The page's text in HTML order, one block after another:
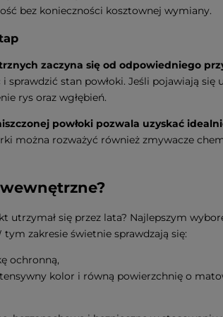
bez konieczności kosztownej wymiany.
zaczyna się od odpowiedniego
i sprawdzić stan powłoki. Jeśli pojawiają
rys oraz wgłębień.
powłoki pozwala uzyskać
można rozważyć również zmywacze
utrzymał się przez lata? Najlepszym
tym zakresie świetnie sprawdzają się:
ochronną,
kolor i równą powierzchnię o